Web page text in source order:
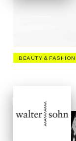
BEAUTY & FASHION